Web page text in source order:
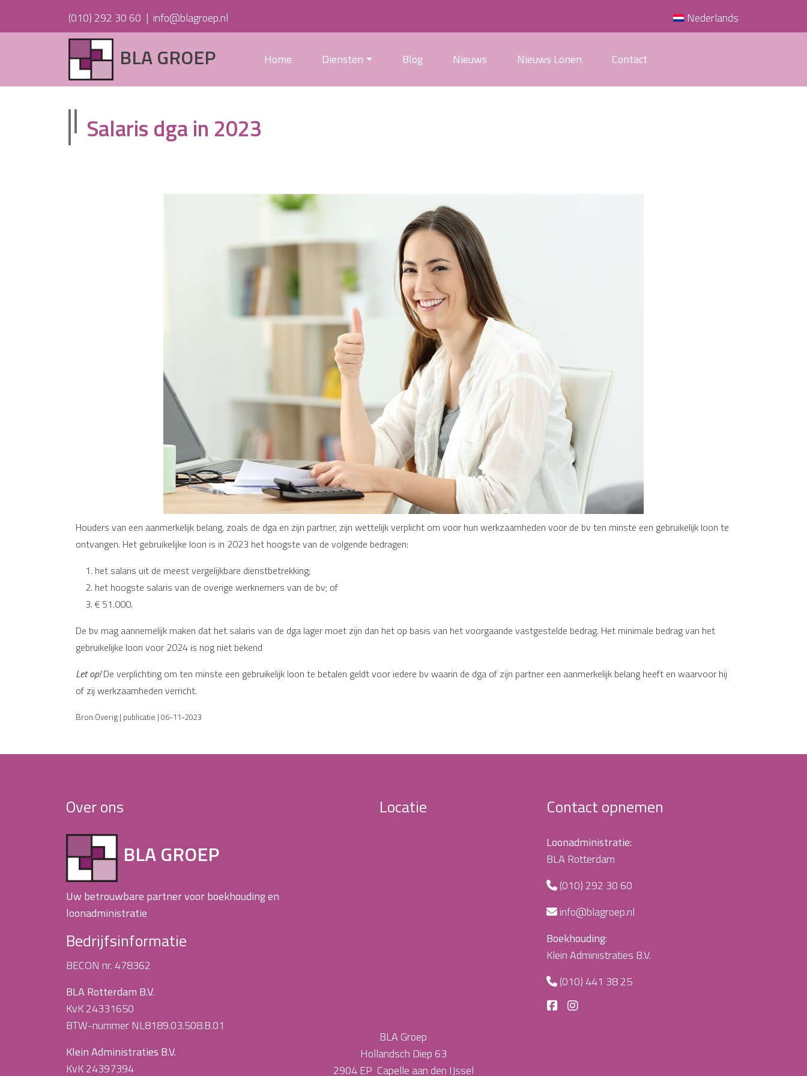
(010) 292 30 60 | info@blagroep.nl Nederlands
BLA GROEP Home Diensten Blog Nieuws Nieuws Lonen Contact
Salaris dga in 2023
Houders van een aanmerkelijk belang, zoals de dga en zijn partner, zijn wettelijk verplicht om voor hun werkzaamheden voor de bv ten minste een gebruikelijk loon te
ontvangen. Het gebruikelijke loon is in 2023 het hoogste van de volgende bedragen:
het salaris uit de meest vergelijkbare dienstbetrekking;
het hoogste salaris van de overige werknemers van de bv; of
€ 51.000.
De bv mag aannemelijk maken dat het salaris van de dga lager moet zijn dan het op basis van het voorgaande vastgestelde bedrag. Het minimale bedrag van het
gebruikelijke loon voor 2024 is nog niet bekend
Let op!De verplichting om ten minste een gebruikelijk loon te betalen geldt voor iedere bv waarin de dga of zijn partner een aanmerkelijk belang heeft en waarvoor hij
of zij werkzaamheden verricht.
Bron:Overig | publicatie | 06-11-2023
Over ons
BLA GROEP
Uw betrouwbare partner voor boekhouding en
loonadministratie
Bedrijfsinformatie
BECON nr. 478362
BLA Rotterdam B.V.
KvK 24331650
BTW-nummer NL8189.03.508.B.01
Klein Administraties B.V.
KvK 24397394
Locatie
BLA Groep
Hollandsch Diep 63
2904 EP Capelle aan den IJssel
Contact opnemen
Loonadministratie:
BLA Rotterdam
(010) 292 30 60
info@blagroep.nl
Boekhouding:
Klein Administraties B.V.
(010) 441 38 25